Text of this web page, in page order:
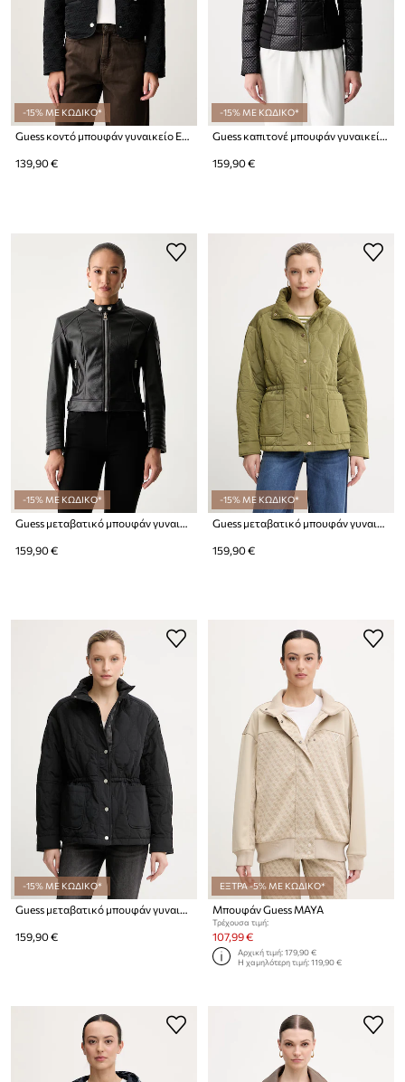
-15% ΜΕ ΚΩΔΙΚΟ*
Guess κοντό μπουφάν γυναικείο EDITH
139,90 €
-15% ΜΕ ΚΩΔΙΚΟ*
Guess καπιτονέ μπουφάν γυναικείο NEW VONA
159,90 €
-15% ΜΕ ΚΩΔΙΚΟ*
159,90 €
-15% ΜΕ ΚΩΔΙΚΟ*
159,90 €
-15% ΜΕ ΚΩΔΙΚΟ*
Guess μεταβατικό μπουφάν γυναικείο CORINNE
159,90 €
ΕΞΤΡΑ -5% ΜΕ ΚΩΔΙΚΟ*
Μπουφάν Guess MAYA
Τρέχουσα τιμή:
107,99 €
Αρχική τιμή:179,90 €
Η χαμηλότερη τιμή:119,90 €